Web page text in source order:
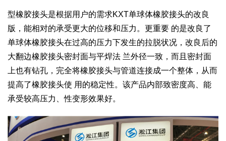
型橡胶接头是根据用户的需求KXT单球体橡胶接头的改良
版，能相对的承受更大的位移和压力。更重要 的是改良了
单球体橡胶接头在过高的压力下发生的拉脱状况，改良后的
大翻边橡胶接头密封面与平焊法 兰外径一致，而且密封面
上也有钻孔，完全将橡胶接头与管道连接成一个整体，从而
提高了橡胶接头使 用的稳定性。该产品内部致密度高、能
承受较高压力、性变形效果好。